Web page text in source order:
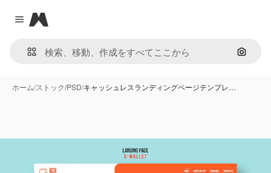
Close menu
Magnific
画像で
ホーム/ストック/PSD/キャッシュレスランディングページテンプレ…